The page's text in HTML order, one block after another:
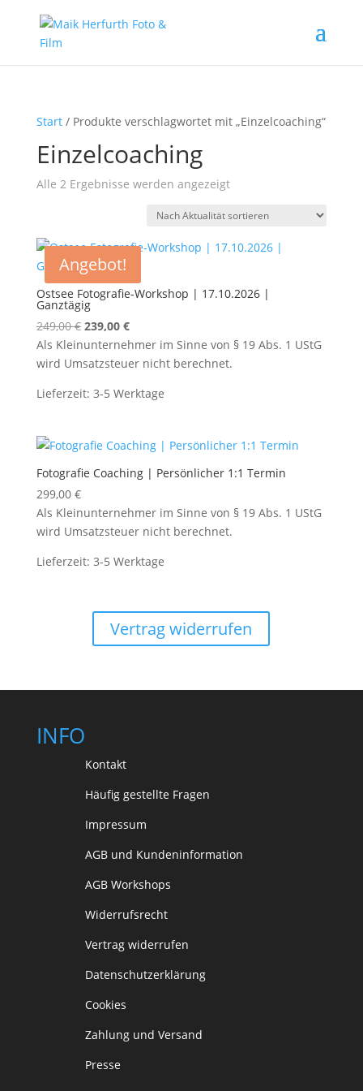
Start/ Produkte verschlagwortet mit „Einzelcoaching“
Einzelcoaching
Alle 2 Ergebnisse werden angezeigtNach
sortiert
Angebot!
Ostsee Fotografie-Workshop | 17.10.2026 |
Ganztägig
249,00€ Ursprünglicher
Preis
war:
239,00 €Aktueller
Preis
ist:
Als Kleinunternehmer im Sinne von § 19 Abs. 1 UStG
wird Umsatzsteuer nicht berechnet.
Lieferzeit: 3-5 Werktage
Fotografie Coaching | Persönlicher 1:1 Termin
299,00 €
Als Kleinunternehmer im Sinne von § 19 Abs. 1 UStG
wird Umsatzsteuer nicht berechnet.
Lieferzeit: 3-5 Werktage
Vertrag widerrufen
INFO
Kontakt
Häufig gestellte Fragen
Impressum
AGB und Kundeninformation
AGB Workshops
Widerrufsrecht
Vertrag widerrufen
Datenschutzerklärung
Cookies
Zahlung und Versand
Presse